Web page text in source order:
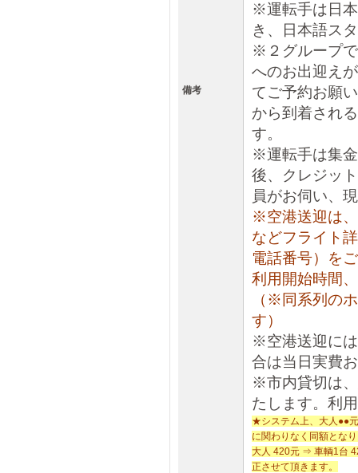
備考
※運転手は日
き、日本語ス
※２グループ
へのお出迎え
てご予約お願
から到着され
す。
※運転手は集
後、クレジッ
員がお伺い、
※空港送迎は
などフライト
電話番号）を
利用開始時間
（※同系列の
す）
※空港送迎に
合は当日実費
※市内貸切は
たします。利
★システム上、大人●●
に関わりなく同額とな
大人 420元 ⇒ 車輌1台
正させて頂きます。